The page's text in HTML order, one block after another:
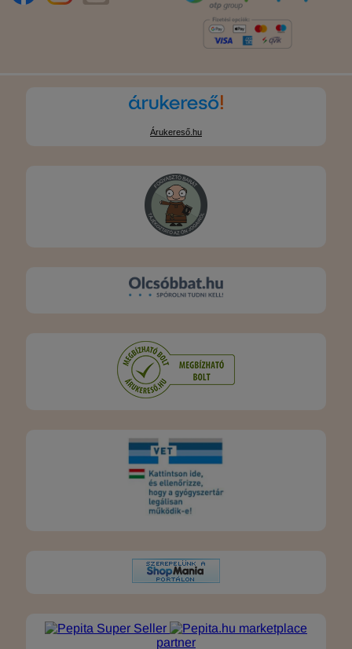
Árukereső.hu
marketplace
partner